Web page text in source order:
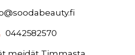
0442582570